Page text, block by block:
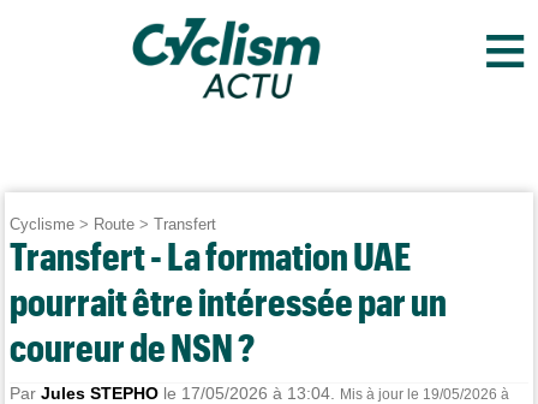
≡
Cyclisme > Route >Transfert
Transfert - La formation UAE
pourrait être intéressée par un
coureur de NSN ?
ParJules STEPHO le 17/05/2026 à 13:04.
Mis à jour le 19/05/2026 à